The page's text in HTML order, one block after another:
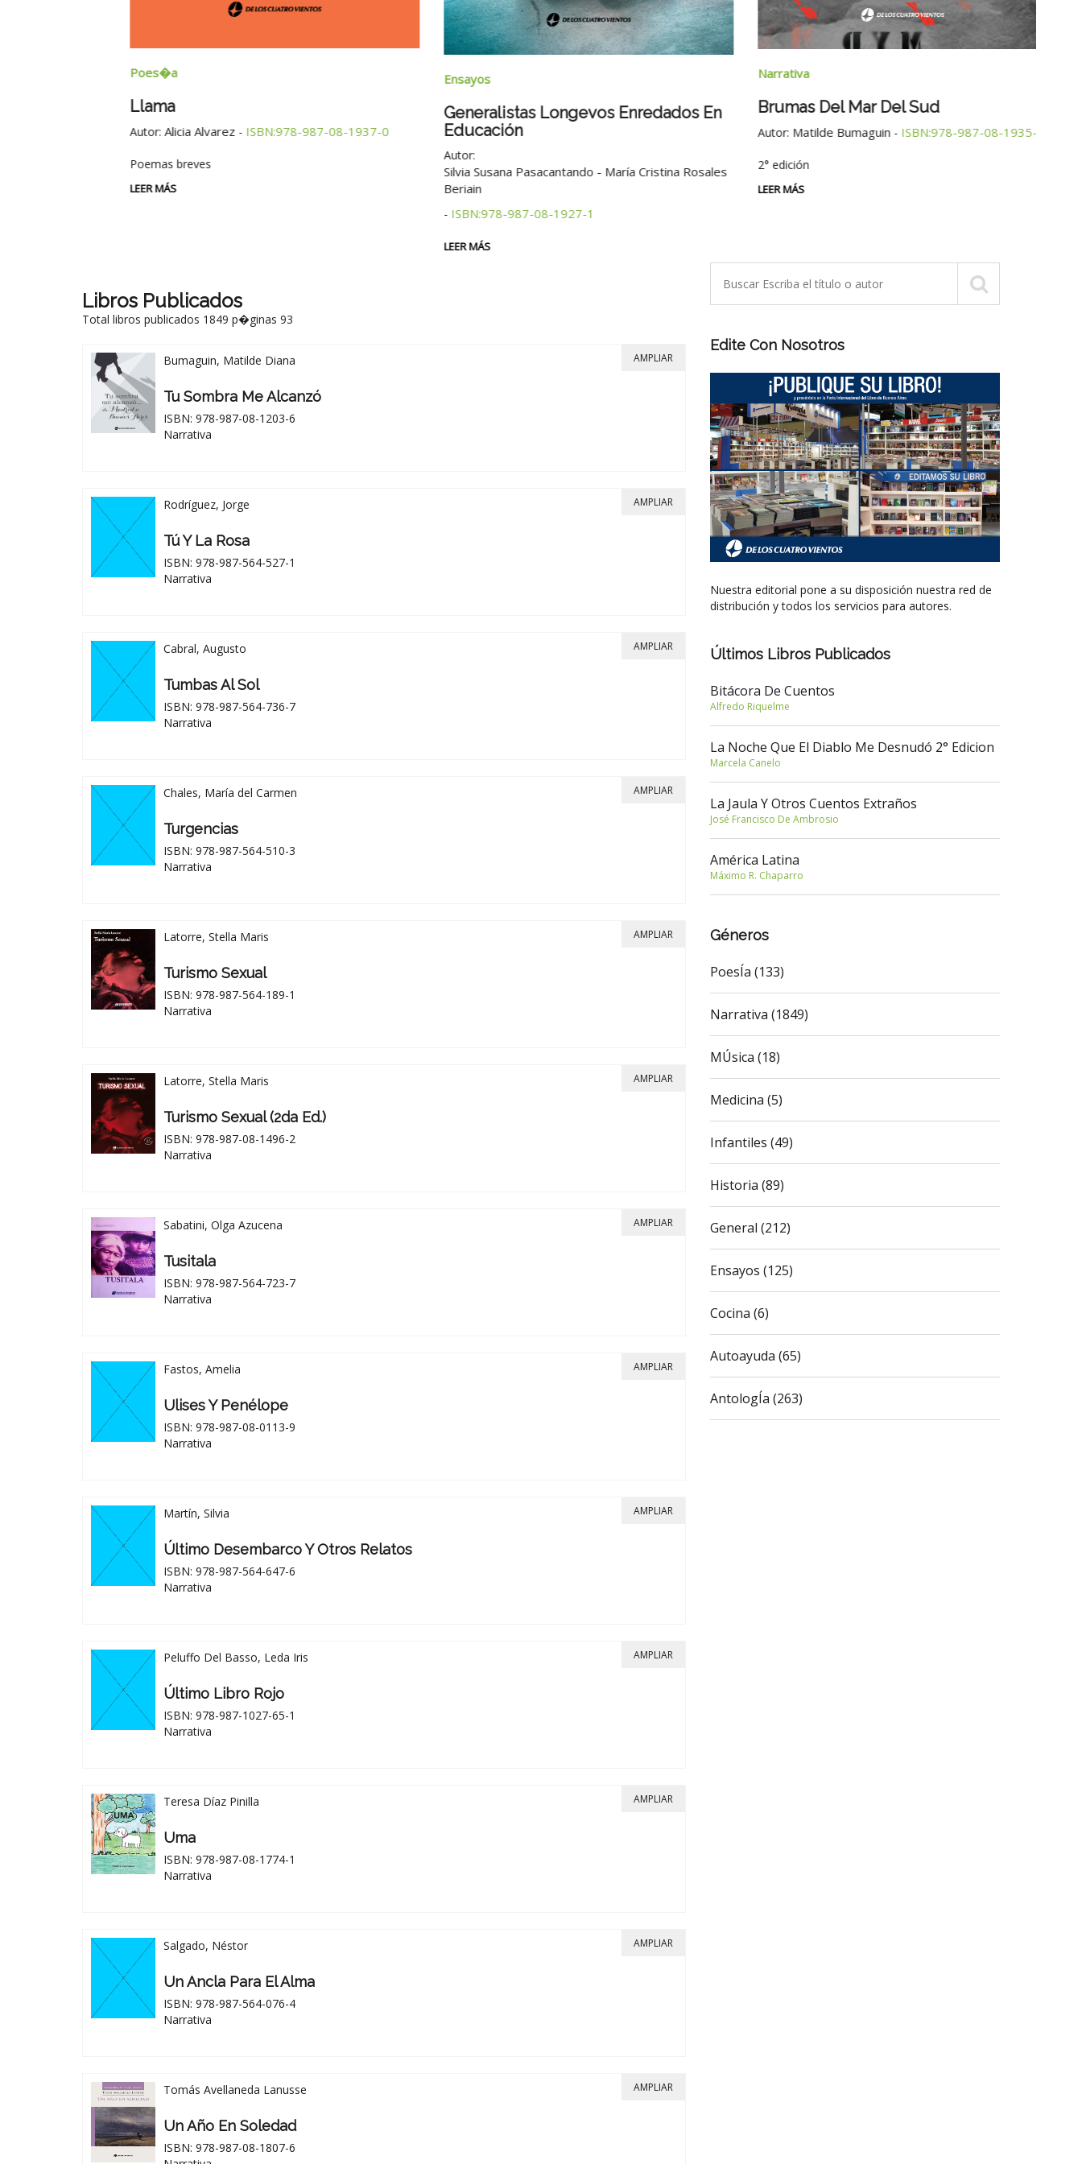
Poes�a
Llama
Autor:Alicia Alvarez-ISBN:978-987-08-1937-0
Poemas breves
LEER MÁS
Ensayos
Generalistas Longevos Enredados En
Educación
Autor:
Silvia Susana Pasacantando - María Cristina Rosales
Beriain
ISBN:978-987-08-1927-1
LEER MÁS
Narrativa
Brumas Del Mar Del Sud
Autor:Matilde Bumaguin-ISBN:978-987-08-1935-6
2° edición
LEER MÁS
Libros Publicados
Total libros publicados 1849 p�ginas 93
Bumaguin, Matilde Diana
Tu Sombra Me Alcanzó
ISBN: 978-987-08-1203-6
Narrativa
AMPLIAR
Rodríguez, Jorge
Tú Y La Rosa
ISBN: 978-987-564-527-1
Narrativa
AMPLIAR
Cabral, Augusto
Tumbas Al Sol
ISBN: 978-987-564-736-7
Narrativa
AMPLIAR
Chales, María del Carmen
Turgencias
ISBN: 978-987-564-510-3
Narrativa
AMPLIAR
Latorre, Stella Maris
Turismo Sexual
ISBN: 978-987-564-189-1
Narrativa
AMPLIAR
Latorre, Stella Maris
Turismo Sexual (2da Ed.)
ISBN: 978-987-08-1496-2
Narrativa
AMPLIAR
Sabatini, Olga Azucena
Tusitala
ISBN: 978-987-564-723-7
Narrativa
AMPLIAR
Fastos, Amelia
Ulises Y Penélope
ISBN: 978-987-08-0113-9
Narrativa
AMPLIAR
Martín, Silvia
Último Desembarco Y Otros Relatos
ISBN: 978-987-564-647-6
Narrativa
AMPLIAR
Peluffo Del Basso, Leda Iris
Último Libro Rojo
ISBN: 978-987-1027-65-1
Narrativa
AMPLIAR
Teresa Díaz Pinilla
Uma
ISBN: 978-987-08-1774-1
Narrativa
AMPLIAR
Salgado, Néstor
Un Ancla Para El Alma
ISBN: 978-987-564-076-4
Narrativa
AMPLIAR
Tomás Avellaneda Lanusse
Un Año En Soledad
ISBN: 978-987-08-1807-6
AMPLIAR
Edite Con Nosotros
Nuestra editorial pone a su disposición nuestra red de
distribución y todos los servicios para autores.
Últimos Libros Publicados
Bitácora De Cuentos
Alfredo Riquelme
La Noche Que El Diablo Me Desnudó 2° Edicion
Marcela Canelo
La Jaula Y Otros Cuentos Extraños
José Francisco De Ambrosio
América Latina
Máximo R. Chaparro
Géneros
PoesÍa (133)
Narrativa (1849)
MÚsica (18)
Medicina (5)
Infantiles (49)
Historia (89)
General (212)
Ensayos (125)
Cocina (6)
Autoayuda (65)
AntologÍa (263)